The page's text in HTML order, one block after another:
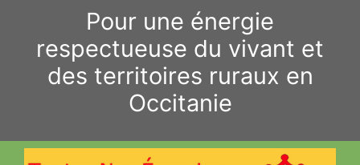
contenu
Pour une énergie
respectueuse du vivant et
des territoires ruraux en
Occitanie